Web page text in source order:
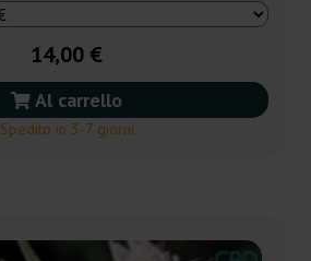
14,00 €
Al carrello
Spedito in 3-7 giorni